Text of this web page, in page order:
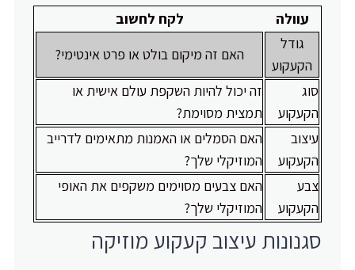
עוולה
לקח לחשוב
גודל
הקעקוע
האם זה מיקום בולט או פרט אינטימי?
סוג
הקעקוע
זה יכול להיות השקפת עולם אישית או
תמצית מסוימת?
עיצוב
הקעקוע
האם הסמלים או האמנות מתאימים לדרייב
המוזיקלי שלך?
צבע
הקעקוע
האם צבעים מסוימים משקפים את האופי
המוזיקלי שלך?
סגנונות עיצוב קעקוע מוזיקה